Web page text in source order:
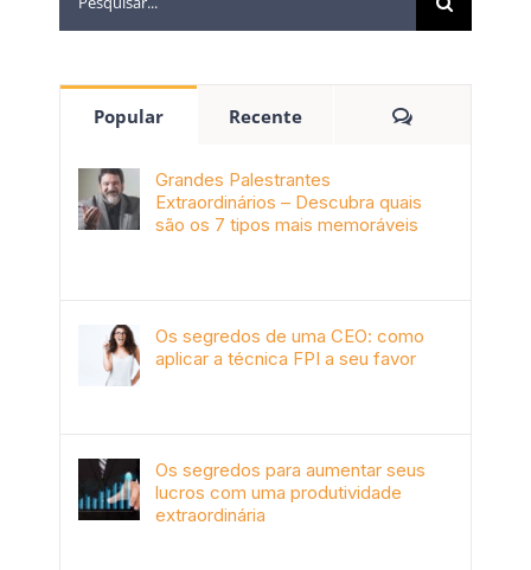
Popular Recente
Grandes Palestrantes
Extraordinários – Descubra quais
são os 7 tipos mais memoráveis
Os segredos de uma CEO: como
aplicar a técnica FPI a seu favor
Os segredos para aumentar seus
lucros com uma produtividade
extraordinária